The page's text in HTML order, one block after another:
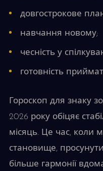
довгострокове
навчання новому;
чесність у
готовність
Гороскоп для знаку
2026 року обіцяє
місяць. Це час, коли
становище,
більше гармонії